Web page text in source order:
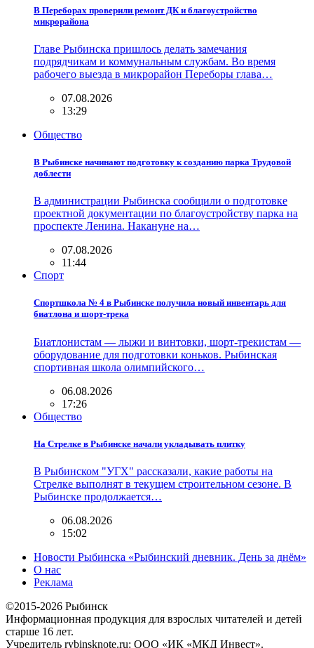
В Переборах проверили ремонт ДК и благоустройство
микрорайона
Главе Рыбинска пришлось делать замечания
подрядчикам и коммунальным службам. Во время
рабочего выезда в микрорайон Переборы глава…
07.08.2026
13:29
Общество
В Рыбинске начинают подготовку к созданию парка Трудовой
доблести
В администрации Рыбинска сообщили о подготовке
проектной документации по благоустройству парка на
проспекте Ленина. Накануне на…
07.08.2026
11:44
Спорт
Спортшкола № 4 в Рыбинске получила новый инвентарь для
биатлона и шорт-трека
Биатлонистам — лыжи и винтовки, шорт-трекистам —
оборудование для подготовки коньков. Рыбинская
спортивная школа олимпийского…
06.08.2026
17:26
Общество
На Стрелке в Рыбинске начали укладывать плитку
В Рыбинском "УГХ" рассказали, какие работы на
Стрелке выполнят в текущем строительном сезоне. В
Рыбинске продолжается…
06.08.2026
15:02
Новости Рыбинска «Рыбинский дневник. День за днём»
О нас
Реклама
©2015-2026 Рыбинск
Информационная продукция для взрослых читателей и детей
старше 16 лет.
Учредитель rybinsknote.ru: ООО «ИК «МКД Инвест».